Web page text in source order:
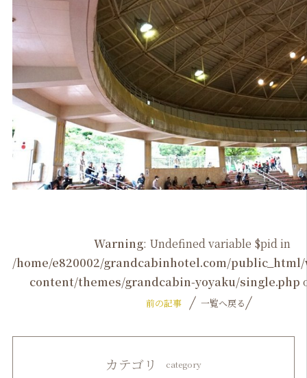
Warning: Undefined variable $pid in
/home/e820002/grandcabinhotel.com/
content/themes/grandcabin-yoyaku/single.php
前の記事 一覧へ戻る
カテゴリ category